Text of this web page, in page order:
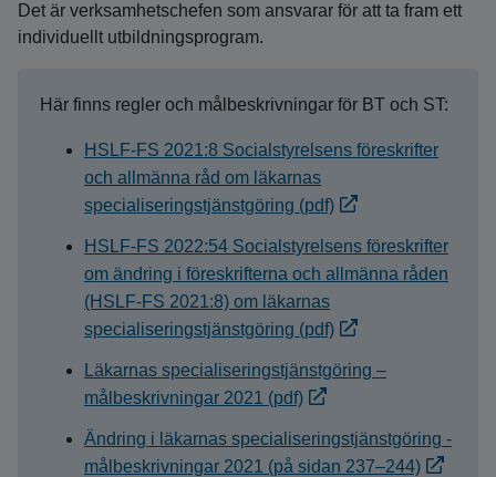
Det är verksamhetschefen som ansvarar för att ta fram ett
individuellt utbildningsprogram.
Här finns regler och målbeskrivningar för BT och ST:
HSLF-FS 2021:8 Socialstyrelsens föreskrifter
och allmänna råd om läkarnas
specialiseringstjänstgöring (pdf)
HSLF-FS 2022:54 Socialstyrelsens föreskrifter
om ändring i föreskrifterna och allmänna råden
(HSLF-FS 2021:8) om läkarnas
specialiseringstjänstgöring (pdf)
Läkarnas specialiseringstjänstgöring –
målbeskrivningar 2021 (pdf)
Ändring i läkarnas specialiseringstjänstgöring -
målbeskrivningar 2021 (på sidan 237–244)